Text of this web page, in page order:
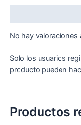
No hay valoraciones
Solo los usuarios
producto pueden
Productos